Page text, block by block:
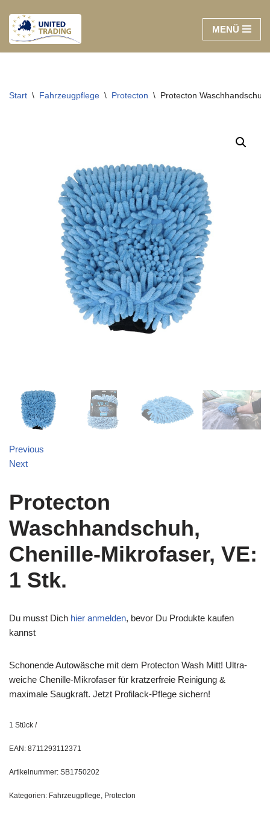
Zum
Inhalt
MENÜ
Start \ Fahrzeugpflege \ Protecton \ Protecton
Previous
Next
Protecton
Waschhandschuh,
Chenille-Mikrofaser, VE:
1 Stk.
Du musst Dich hier anmelden, bevor Du Produkte kaufen
kannst
Schonende Autowäsche mit dem Protecton Wash Mitt! Ultra-
weiche Chenille-Mikrofaser für kratzerfreie Reinigung &
maximale Saugkraft. Jetzt Profilack-Pflege sichern!
1 Stück /
EAN: 8711293112371
Artikelnummer: SB1750202
Kategorien: Fahrzeugpflege, Protecton